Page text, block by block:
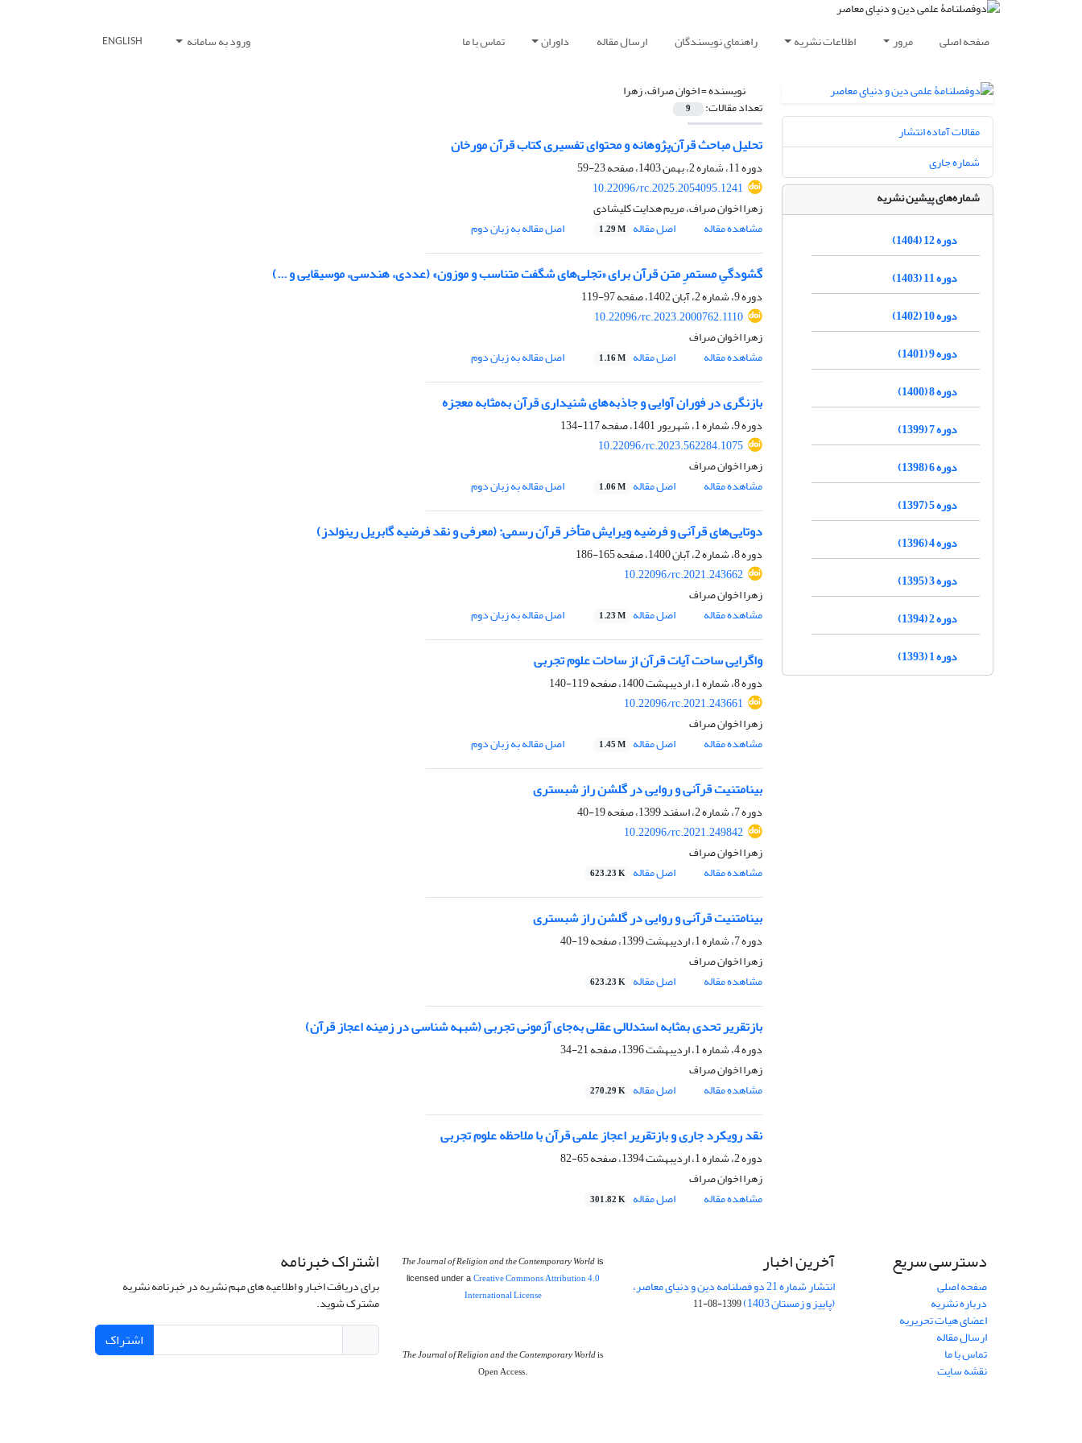
صفحه اصلی مرور اطلاعات نشریه راهنمای نویسندگان ارسال مقاله داوران تماس با ما ورود به سامانه ENGLISH
نویسنده =اخوان صراف، زهرا
تعداد مقالات: 9
تحلیل مباحث قرآن‌پژوهانه و محتوای تفسیری کتاب قرآن مورخان
دوره 11، شماره 2، بهمن 1403، صفحه
23-59
10.22096/rc.2025.2054095.1241
زهرا اخوان صراف، مریم هدایت کلیشادی
مشاهده مقاله
اصل مقاله 1.29 M اصل مقاله به زبان دوم
گشودگیِ مستمرِ متن قرآن برای «تجلی‌های شگفت متناسب و موزون» (عددی، هندسی، موسیقایی و ...)
دوره 9، شماره 2، آبان 1402، صفحه
97-119
10.22096/rc.2023.2000762.1110
زهرا اخوان صراف
مشاهده مقاله
اصل مقاله 1.16 M اصل مقاله به زبان دوم
بازنگری در فوران آوایی و جاذبه‌های شنیداری قرآن به‌مثابه معجزه
دوره 9، شماره 1، شهریور 1401، صفحه
117-134
10.22096/rc.2023.562284.1075
زهرا اخوان صراف
مشاهده مقاله
اصل مقاله 1.06 M اصل مقاله به زبان دوم
دوتایی‌های قرآنی و فرضیه ویرایش متأخر قرآن رسمی: (معرفی و نقد فرضیه گابریل رینولدز)
دوره 8، شماره 2، آبان 1400، صفحه
165-186
10.22096/rc.2021.243662
زهرا اخوان صراف
مشاهده مقاله
اصل مقاله 1.23 M اصل مقاله به زبان دوم
واگرایی ساحت آیات قرآن از ساحات علوم تجربی
دوره 8، شماره 1، اردیبهشت 1400، صفحه
119-140
10.22096/rc.2021.243661
زهرا اخوان صراف
مشاهده مقاله
اصل مقاله 1.45 M اصل مقاله به زبان دوم
بینامتنیت قرآنی و روایی در گلشن راز شبستری
دوره 7، شماره 2، اسفند 1399، صفحه
19-40
10.22096/rc.2021.249842
زهرا اخوان صراف
مشاهده مقاله
اصل مقاله 623.23 K
بینامتنیت قرآنی و روایی در گلشن راز شبستری
دوره 7، شماره 1، اردیبهشت 1399، صفحه
19-40
زهرا اخوان صراف
مشاهده مقاله
اصل مقاله 623.23 K
بازتقریر تحدی بمثابه استدلالی عقلی به‌جای آزمونی تجربی (شبهه شناسی در زمینه اعجاز قرآن)
دوره 4، شماره 1، اردیبهشت 1396، صفحه
21-34
زهرا اخوان صراف
مشاهده مقاله
اصل مقاله 270.29 K
نقد رویکرد جاری و بازتقریر اعجاز علمی قرآن با ملاحظه علوم تجربی
دوره 2، شماره 1، اردیبهشت 1394، صفحه
65-82
زهرا اخوان صراف
مشاهده مقاله
اصل مقاله 301.82 K
مقالات آماده انتشار
شماره جاری
شماره‌های پیشین نشریه
دوره 12 (1404)
دوره 11 (1403)
دوره 10 (1402)
دوره 9 (1401)
دوره 8 (1400)
دوره 7 (1399)
دوره 6 (1398)
دوره 5 (1397)
دوره 4 (1396)
دوره 3 (1395)
دوره 2 (1394)
دوره 1 (1393)
دسترسی سریع
صفحه اصلی
درباره نشریه
اعضای هیات تحریریه
ارسال مقاله
تماس با ما
نقشه سایت
آخرین اخبار
انتشار شماره 21 دو فصلنامه دین و دنیای معاصر،
(پاییز و زمستان 1403) 1399-08-11
The Journal of Religion and the Contemporary World is
licensed under a Creative Commons Attribution 4.0
International License
The Journal of Religion and the Contemporary Worldis
Open Access.
اشتراک خبرنامه
برای دریافت اخبار و اطلاعیه های مهم نشریه در خبرنامه نشریه
مشترک شوید.
اشتراک